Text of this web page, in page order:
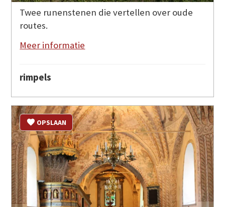
Twee runenstenen die vertellen over oude
routes.
Meer informatie
rimpels
OPSLAAN